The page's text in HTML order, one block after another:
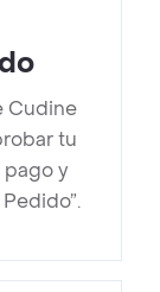
Cudine
tu
y